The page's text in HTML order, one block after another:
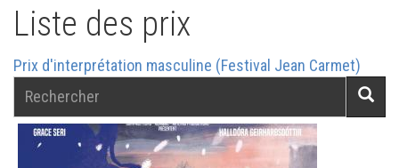
Liste des prix
Prix d'interprétation masculine (Festival Jean Carmet)